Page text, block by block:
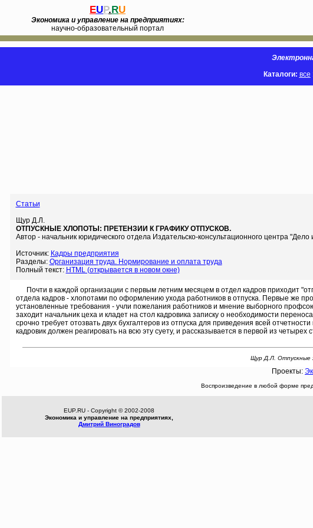
EUP.RU
Экономика и управление на предприятиях:
научно-образовательный портал
Каталоги: все
Статьи
Щур Д.Л.
ОТПУСКНЫЕ ХЛОПОТЫ: ПРЕТЕНЗИИ К ГРАФИКУ ОТПУСКОВ.
Автор - начальник юридического отдела Издательско-консультационного центра "Дело
Источник: Кадры предприятия
Разделы: Организация труда. Нормирование и оплата труда
Полный текст: HTML (открывается в новом окне)
Почти в каждой организации с первым летним месяцем в отдел кадров приходит
отдела кадров - хлопотами по оформлению ухода работников в отпуска. Первые же
установленные требования - учли пожелания работников и мнение выборного
заходит начальник цеха и кладет на стол кадровика записку о необходимости
срочно требует отозвать двух бухгалтеров из отпуска для приведения всей
кадровик должен реагировать на всю эту суету, и рассказывается в первой из
Щур Д.Л. Отпускные
Проекты:
Воспроизведение в любой форме
EUP.RU - Copyright © 2002-2008
Экономика и управление на предприятиях,
Дмитрий Виноградов